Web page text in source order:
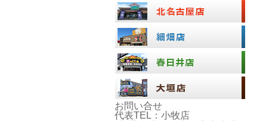
お問い合せ
代表TEL：小牧店